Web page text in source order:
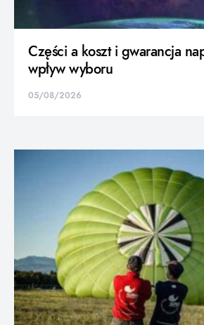
Części a koszt i gwarancja
wpływ wyboru
05/08/2026